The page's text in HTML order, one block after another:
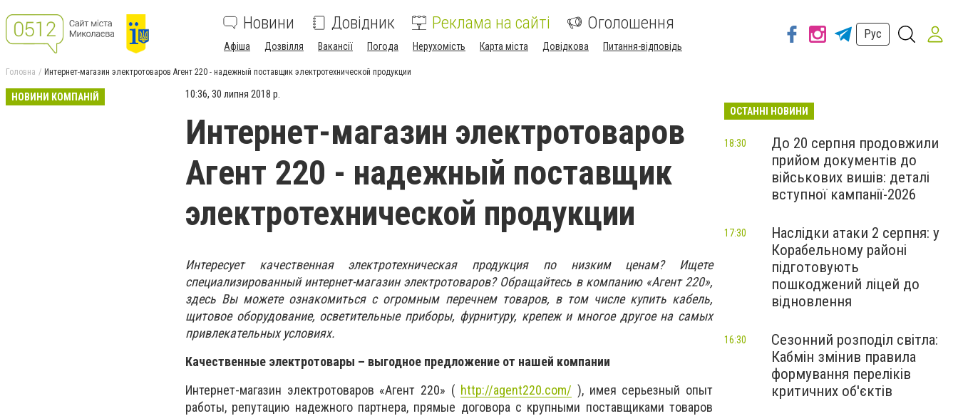
Новини Довідник Реклама на сайті Оголошення
Афіша Дозвілля Вакансії Погода Нерухомість Карта міста Довідкова Питання-відповідь
Рус
Головна Интернет-магазин электротоваров Агент 220 - надежный поставщик электротехнической продукции
НОВИНИ КОМПАНІЙ 10:36, 30 липня 2018 р.
Интернет-магазин электротоваров
Агент 220 - надежный поставщик
электротехнической продукции
Интересует качественная электротехническая продукция по низким ценам? Ищете
специализированный интернет-магазин электротоваров? Обращайтесь в компанию «Агент 220»,
здесь Вы можете ознакомиться с огромным перечнем товаров, в том числе купить кабель,
щитовое оборудование, осветительные приборы, фурнитуру, крепеж и многое другое на самых
привлекательных условиях.
Качественные электротовары – выгодное предложение от нашей компании
Интернет-магазин электротоваров «Агент 220» ( http://agent220.com/ ), имея серьезный опыт
работы, репутацию надежного партнера, прямые договора с крупными поставщиками товаров
ОСТАННІ НОВИНИ
До 20 серпня продовжили
прийом документів до
військових вишів: деталі
вступної кампанії-2026
18:30
Наслідки атаки 2 серпня: у
Корабельному районі
підготовують
пошкоджений ліцей до
відновлення
17:30
Сезонний розподіл світла:
Кабмін змінив правила
формування переліків
критичних об'єктів
16:30